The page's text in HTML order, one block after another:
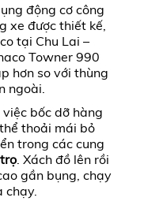
động cơ công
xe được thiết kế,
tại Chu Lai –
Towner 990
hơn so với thùng
ngoài.
bốc dỡ hàng
thoải mái bỏ
trong các cung
. Xách đồ lên rồi
gần bụng, chạy
chạy.